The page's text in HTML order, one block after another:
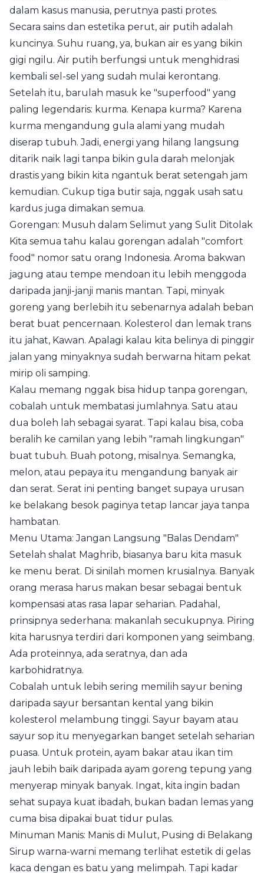
dalam kasus manusia, perutnya pasti protes.
Secara sains dan estetika perut, air putih adalah
kuncinya. Suhu ruang, ya, bukan air es yang bikin
gigi ngilu. Air putih berfungsi untuk menghidrasi
kembali sel-sel yang sudah mulai kerontang.
Setelah itu, barulah masuk ke "superfood" yang
paling legendaris: kurma. Kenapa kurma? Karena
kurma mengandung gula alami yang mudah
diserap tubuh. Jadi, energi yang hilang langsung
ditarik naik lagi tanpa bikin gula darah melonjak
drastis yang bikin kita ngantuk berat setengah jam
kemudian. Cukup tiga butir saja, nggak usah satu
kardus juga dimakan semua.
Gorengan: Musuh dalam Selimut yang Sulit Ditolak
Kita semua tahu kalau gorengan adalah "comfort
food" nomor satu orang Indonesia. Aroma bakwan
jagung atau tempe mendoan itu lebih menggoda
daripada janji-janji manis mantan. Tapi, minyak
goreng yang berlebih itu sebenarnya adalah beban
berat buat pencernaan. Kolesterol dan lemak trans
itu jahat, Kawan. Apalagi kalau kita belinya di pinggir
jalan yang minyaknya sudah berwarna hitam pekat
mirip oli samping.
Kalau memang nggak bisa hidup tanpa gorengan,
cobalah untuk membatasi jumlahnya. Satu atau
dua boleh lah sebagai syarat. Tapi kalau bisa, coba
beralih ke camilan yang lebih "ramah lingkungan"
buat tubuh. Buah potong, misalnya. Semangka,
melon, atau pepaya itu mengandung banyak air
dan serat. Serat ini penting banget supaya urusan
ke belakang besok paginya tetap lancar jaya tanpa
hambatan.
Menu Utama: Jangan Langsung "Balas Dendam"
Setelah shalat Maghrib, biasanya baru kita masuk
ke menu berat. Di sinilah momen krusialnya. Banyak
orang merasa harus makan besar sebagai bentuk
kompensasi atas rasa lapar seharian. Padahal,
prinsipnya sederhana: makanlah secukupnya. Piring
kita harusnya terdiri dari komponen yang seimbang.
Ada proteinnya, ada seratnya, dan ada
karbohidratnya.
Cobalah untuk lebih sering memilih sayur bening
daripada sayur bersantan kental yang bikin
kolesterol melambung tinggi. Sayur bayam atau
sayur sop itu menyegarkan banget setelah seharian
puasa. Untuk protein, ayam bakar atau ikan tim
jauh lebih baik daripada ayam goreng tepung yang
menyerap minyak banyak. Ingat, kita ingin badan
sehat supaya kuat ibadah, bukan badan lemas yang
cuma bisa dipakai buat tidur pulas.
Minuman Manis: Manis di Mulut, Pusing di Belakang
Sirup warna-warni memang terlihat estetik di gelas
kaca dengan es batu yang melimpah. Tapi kadar